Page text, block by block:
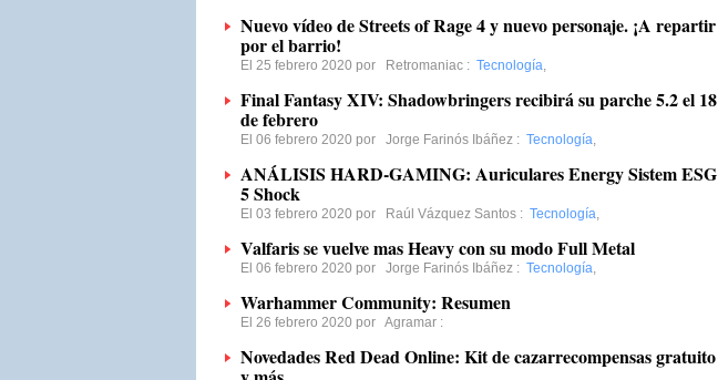
Nuevo vídeo de Streets of Rage 4 y nuevo personaje. ¡A repartir
por el barrio!
El 25 febrero 2020 por Retromaniac : Tecnología,
Final Fantasy XIV: Shadowbringers recibirá su parche 5.2 el 18
de febrero
El 06 febrero 2020 por Jorge Farinós Ibáñez : Tecnología,
ANÁLISIS HARD-GAMING: Auriculares Energy Sistem ESG
5 Shock
El 03 febrero 2020 por Raúl Vázquez Santos : Tecnología,
Valfaris se vuelve mas Heavy con su modo Full Metal
El 06 febrero 2020 por Jorge Farinós Ibáñez : Tecnología,
Warhammer Community: Resumen
El 26 febrero 2020 por Agramar :
Novedades Red Dead Online: Kit de cazarrecompensas gratuito